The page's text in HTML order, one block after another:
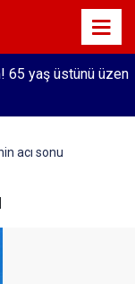
65 yaş üstünü üzen
acı sonu